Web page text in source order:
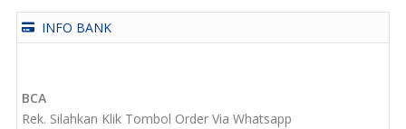
INFO BANK
BCA
Rek. Silahkan Klik Tombol Order Via Whatsapp